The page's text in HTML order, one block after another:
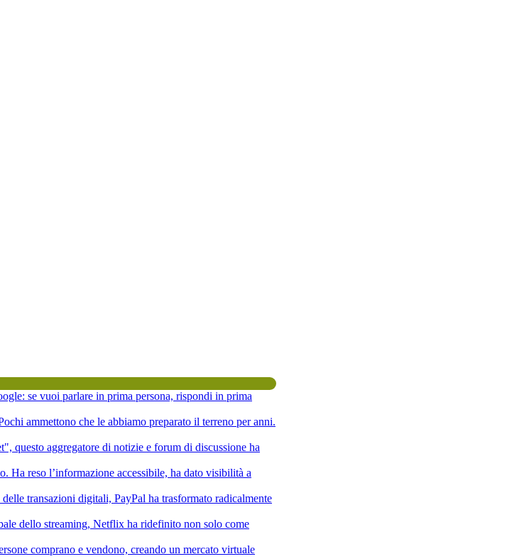
se vuoi parlare in prima persona, rispondi in prima
ammettono che le abbiamo preparato il terreno per anni.
questo aggregatore di notizie e forum di discussione ha
Ha reso l’informazione accessibile, ha dato visibilità a
transazioni digitali, PayPal ha trasformato radicalmente
dello streaming, Netflix ha ridefinito non solo come
comprano e vendono, creando un mercato virtuale